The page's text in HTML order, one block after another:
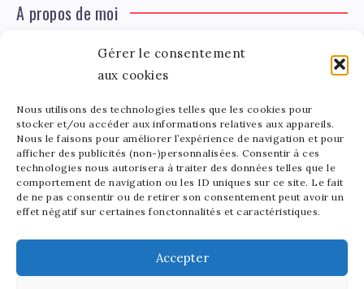
Gérer le consentement
aux cookies
Nous utilisons des technologies telles que les cookies pour
stocker et/ou accéder aux informations relatives aux appareils.
Nous le faisons pour améliorer l’expérience de navigation et pour
afficher des publicités (non-)personnalisées. Consentir à ces
technologies nous autorisera à traiter des données telles que le
comportement de navigation ou les ID uniques sur ce site. Le fait
de ne pas consentir ou de retirer son consentement peut avoir un
effet négatif sur certaines fonctonnalités et caractéristiques.
Accepter
A propos de moi
Tinger
Léa Tinger
Fondatrice
Fondatrice de FortunedeStar.com, je fusionne ma
passion pour les cultures et l'économie des célébrités.
Entre la gestion de mon site et la poterie, je trouve le
bonheur dans l'équilibre de mes activités. Mère d'un
bout de chou de 5 ans, je partage avec lui l'amour de
l'art sous toutes ses formes.